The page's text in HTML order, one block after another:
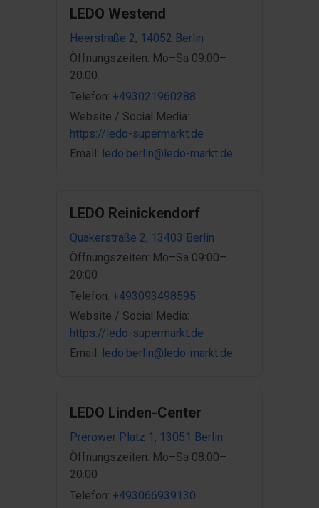
LEDO Westend
Heerstraße 2, 14052 Berlin
Öffnungszeiten: Mo–Sa 09:00–
20:00
Telefon: +493021960288
Website / Social Media:
https://ledo-supermarkt.de
Email: ledo.berlin@ledo-markt.de
LEDO Reinickendorf
Quäkerstraße 2, 13403 Berlin
Öffnungszeiten: Mo–Sa 09:00–
20:00
Telefon: +493093498595
Website / Social Media:
https://ledo-supermarkt.de
Email: ledo.berlin@ledo-markt.de
LEDO Linden-Center
Prerower Platz 1, 13051 Berlin
Öffnungszeiten: Mo–Sa 08:00–
20:00
Telefon: +493066939130